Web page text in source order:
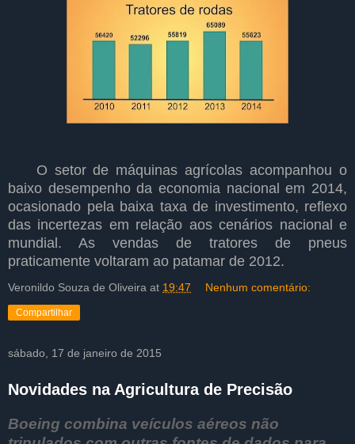
O setor de máquinas agrícolas acompanhou o
baixo desempenho da economia nacional em 2014,
ocasionado pela baixa taxa de investimento, reflexo
das incertezas em relação aos cenários nacional e
mundial. As vendas de tratores de pneus
praticamente voltaram ao patamar de 2012.
Veronildo Souza de Oliveira at 19:47 Nenhum comentário:
Compartilhar
sábado, 17 de janeiro de 2015
Novidades na Agricultura de Precisão
Boeing combina veículos aéreos não